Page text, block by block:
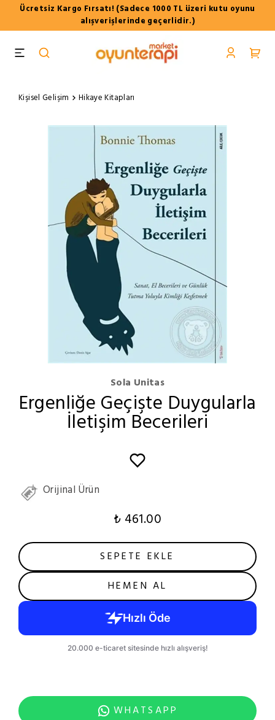
Ücretsiz Kargo Fırsatı! (Sadece 1000 TL üzeri kutu oyunu
alışverişlerinde geçerlidir.)
Kişisel Gelişim Hikaye Kitapları
Sola Unitas
Ergenliğe Geçişte Duygularla
İletişim Becerileri
Orijinal Ürün
₺ 461.00
SEPETE EKLE
HEMEN AL
WHATSAPP